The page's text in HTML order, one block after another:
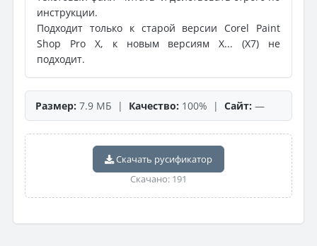
инструкции.
Подходит только к старой версии Corel Paint
Shop Pro X, к новым версиям Х... (Х7) не
подходит.
Размер: 7.9 МБ | Качество: 100% | Сайт: —
Скачать русификатор
Скачано: 191